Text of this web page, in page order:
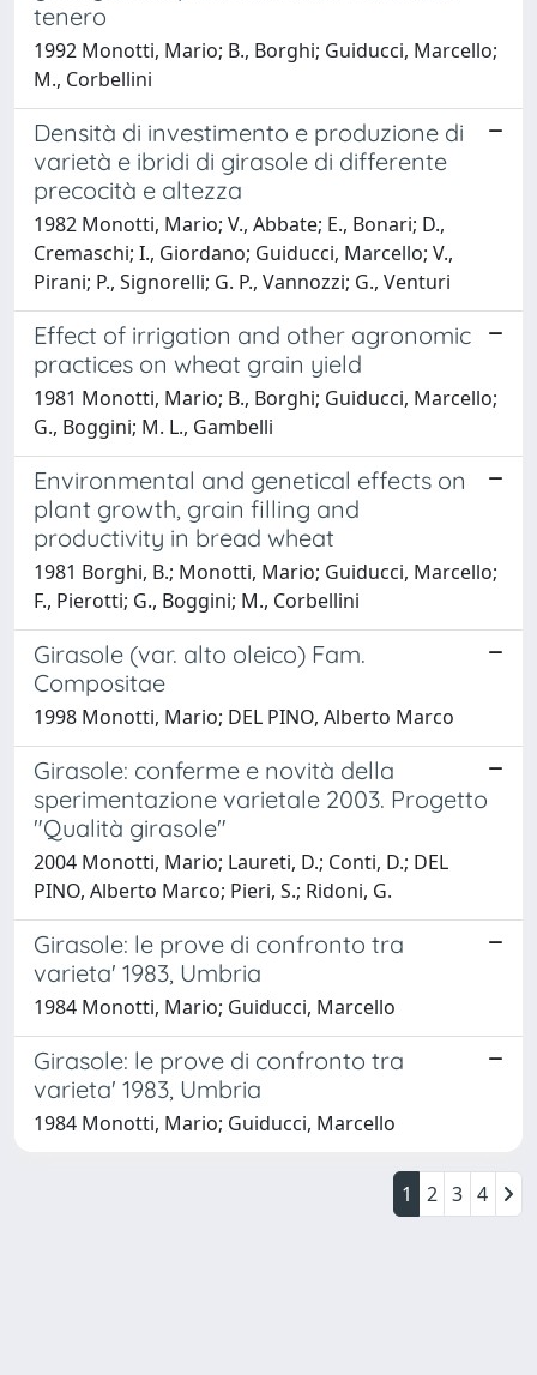
tenero
1992 Monotti, Mario; B., Borghi; Guiducci, Marcello;
M., Corbellini
Densità di investimento e produzione di
varietà e ibridi di girasole di differente
precocità e altezza
1982 Monotti, Mario; V., Abbate; E., Bonari; D.,
Cremaschi; I., Giordano; Guiducci, Marcello; V.,
Pirani; P., Signorelli; G. P., Vannozzi; G., Venturi
Effect of irrigation and other agronomic
practices on wheat grain yield
1981 Monotti, Mario; B., Borghi; Guiducci, Marcello;
G., Boggini; M. L., Gambelli
Environmental and genetical effects on
plant growth, grain filling and
productivity in bread wheat
1981 Borghi, B.; Monotti, Mario; Guiducci, Marcello;
F., Pierotti; G., Boggini; M., Corbellini
Girasole (var. alto oleico) Fam.
Compositae
1998 Monotti, Mario; DEL PINO, Alberto Marco
Girasole: conferme e novità della
sperimentazione varietale 2003. Progetto
"Qualità girasole"
2004 Monotti, Mario; Laureti, D.; Conti, D.; DEL
PINO, Alberto Marco; Pieri, S.; Ridoni, G.
Girasole: le prove di confronto tra
varieta' 1983, Umbria
1984 Monotti, Mario; Guiducci, Marcello
Girasole: le prove di confronto tra
varieta' 1983, Umbria
1984 Monotti, Mario; Guiducci, Marcello
1 2 3 4